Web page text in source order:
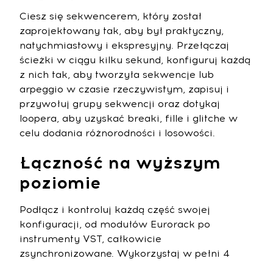
Ciesz się sekwencerem, który został
zaprojektowany tak, aby był praktyczny,
natychmiastowy i ekspresyjny. Przełączaj
ścieżki w ciągu kilku sekund, konfiguruj każdą
z nich tak, aby tworzyła sekwencje lub
arpeggio w czasie rzeczywistym, zapisuj i
przywołuj grupy sekwencji oraz dotykaj
loopera, aby uzyskać breaki, fille i glitche w
celu dodania różnorodności i losowości.
Łączność na wyższym
poziomie
Podłącz i kontroluj każdą część swojej
konfiguracji, od modułów Eurorack po
instrumenty VST, całkowicie
zsynchronizowane. Wykorzystaj w pełni 4